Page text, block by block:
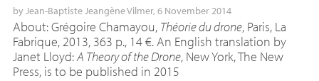
byJean-Baptiste Jeangène Vilmer, 6 November 2014
About: Grégoire Chamayou, Théorie du drone, Paris, La
Fabrique, 2013, 363 p., 14 €. An English translation by
Janet Lloyd:A Theory of the Drone, New York, The New
Press, is to be published in 2015